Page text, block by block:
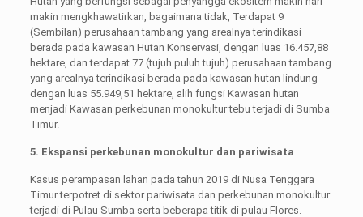
makin mengkhawatirkan, bagaimana tidak, Terdapat 9
(Sembilan) perusahaan tambang yang arealnya terindikasi
berada pada kawasan Hutan Konservasi, dengan luas 16.457,88
hektare, dan terdapat 77 (tujuh puluh tujuh) perusahaan tambang
yang arealnya terindikasi berada pada kawasan hutan lindung
dengan luas 55.949,51 hektare, alih fungsi Kawasan hutan
menjadi Kawasan perkebunan monokultur tebu terjadi di Sumba
Timur.
5. Ekspansi perkebunan monokultur dan pariwisata
Kasus perampasan lahan pada tahun 2019 di Nusa Tenggara
Timur terpotret di sektor pariwisata dan perkebunan monokultur
terjadi di Pulau Sumba serta beberapa titik di pulau Flores.